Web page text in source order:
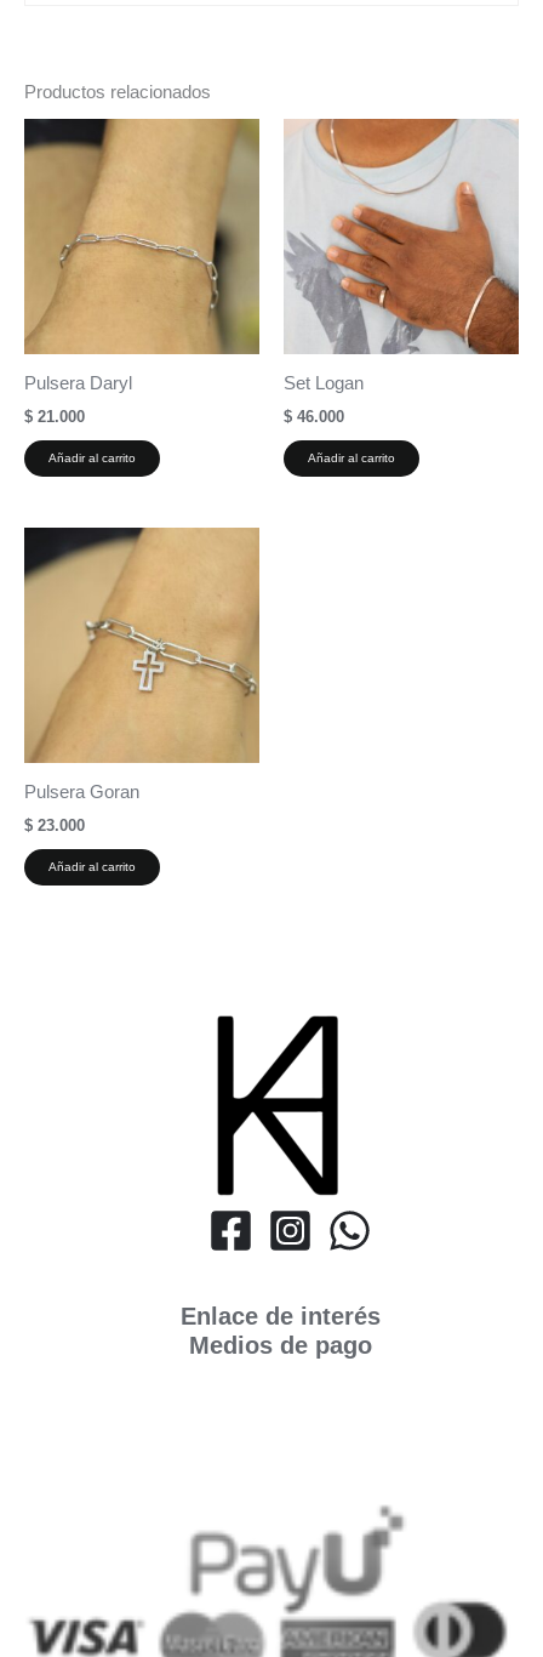
Productos relacionados
Pulsera Daryl
$ 21.000
Añadir al carrito
Set Logan
$ 46.000
Añadir al carrito
Pulsera Goran
$ 23.000
Añadir al carrito
Enlace de interés
Medios de pago